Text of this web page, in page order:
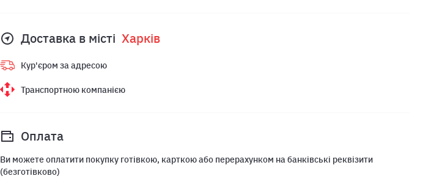
Доставка в місті Харкiв
Кур'єром за адресою
Транспортною компанією
Оплата
Ви можете оплатити покупку готівкою, карткою або перерахунком на банківські реквізити
(безготівково)